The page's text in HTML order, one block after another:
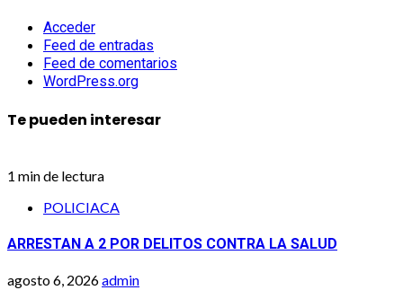
Acceder
Feed de entradas
Feed de comentarios
WordPress.org
Te pueden interesar
1 min de lectura
POLICIACA
ARRESTAN A 2 POR DELITOS CONTRA LA SALUD
agosto 6, 2026admin